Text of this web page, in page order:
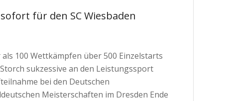
für den SC Wiesbaden
100 Wettkämpfen über 500 Einzelstarts
sukzessive an den Leistungssport
bei den Deutschen
Meisterschaften im Dresden Ende